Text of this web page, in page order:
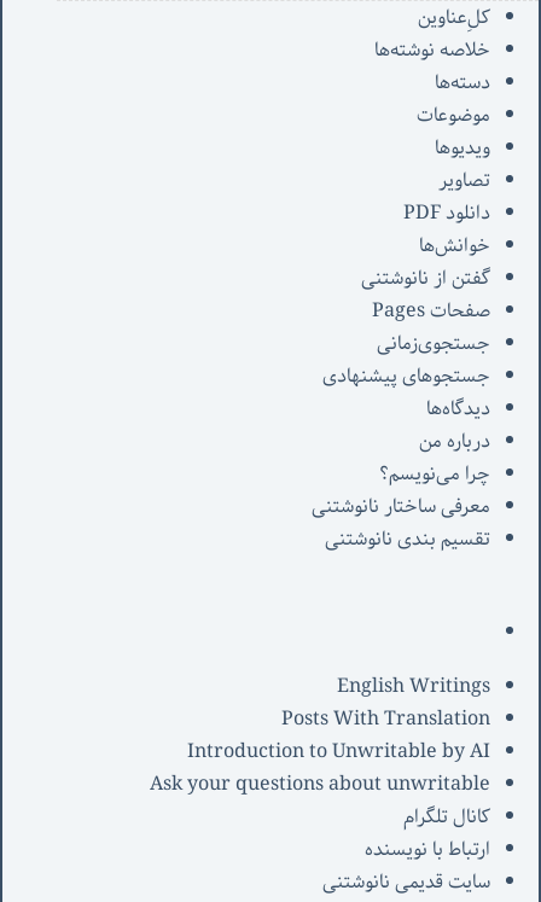
کل‌ِعناوین
خلاصه نوشته‌ها
دسته‌ها
موضوعات
ویدیوها
تصاویر
دانلود PDF
خوانش‌ها
گفتن از نانوشتنی
صفحات Pages
جستجوی‌زمانی
جستجوهای پیشنهادی
دیدگاه‌ها
درباره من
چرا می‌نویسم؟
معرفی‌ ساختار نانوشتنی
تقسیم بندی نانوشتنی
English Writings
Posts With Translation
Introduction to Unwritable by AI
Ask your questions about unwritable
کانال تلگرام
ارتباط با نویسنده
سایت قدیمی نانوشتنی